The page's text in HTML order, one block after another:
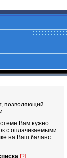
позволяющий
Вам нужно
с оплачиваемыми
на Ваш баланс
[?]